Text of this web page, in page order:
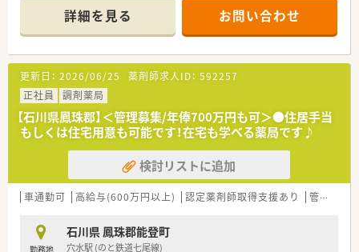
■電子薬歴や散剤監視システムも導入済みです。
詳細を見る お問い合わせ
更新日： 2026/06/25 薬剤師求人ID： 592257
正社員
調剤薬局
【石川県鳳珠郡】＜管理募集/年俸700万円も可＞●住居手当
もしくは住宅用意も可能です！在宅も学べる薬局です♪
検討リストに追加
車通勤可 高給与(600万円以上) 認定薬剤師取得支援あり 管理薬剤師
勤務地
石川県 鳳珠郡能登町
穴水駅 (のと鉄道七尾線)